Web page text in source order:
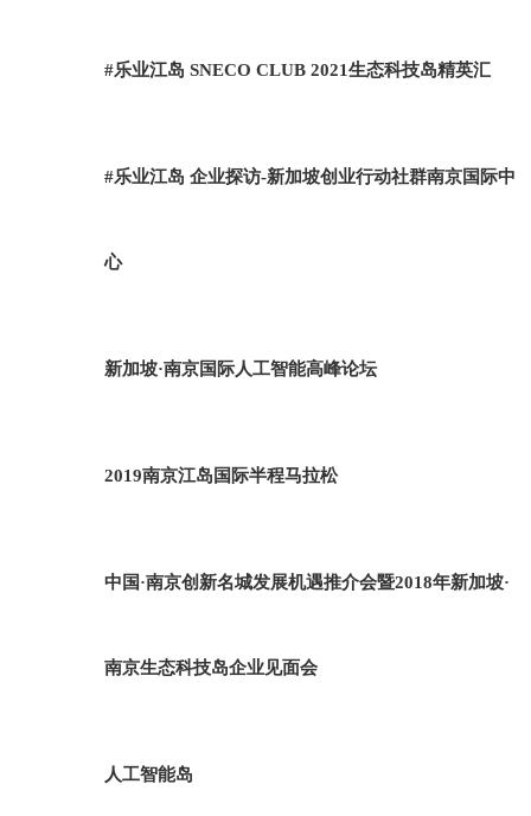
#乐业江岛 SNECO CLUB 2021生态科技岛精英汇
#乐业江岛 企业探访-新加坡创业行动社群南京国际中
心
新加坡·南京国际人工智能高峰论坛
2019南京江岛国际半程马拉松
中国·南京创新名城发展机遇推介会暨2018年新加坡·
南京生态科技岛企业见面会
人工智能岛